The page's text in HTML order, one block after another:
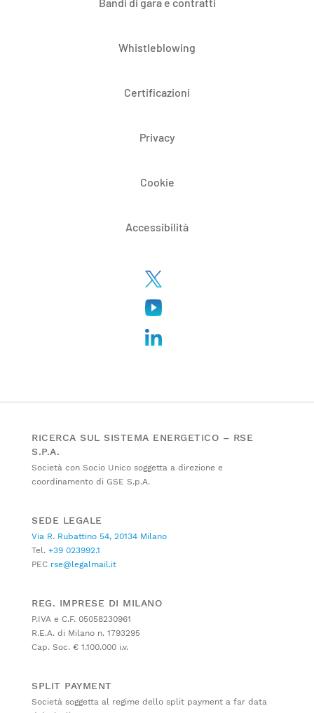
Whistleblowing
Certificazioni
Privacy
Cookie
Accessibilità
RICERCA SUL SISTEMA ENERGETICO – RSE
S.P.A.
Società con Socio Unico soggetta a direzione e
coordinamento di GSE S.p.A.
SEDE LEGALE
Via R. Rubattino 54, 20134 Milano
Tel. +39 023992.1
PEC rse@legalmail.it
REG. IMPRESE DI MILANO
P.IVA e C.F. 05058230961
R.E.A. di Milano n. 1793295
Cap. Soc. € 1.100.000 i.v.
SPLIT PAYMENT
Società soggetta al regime dello split payment a far data